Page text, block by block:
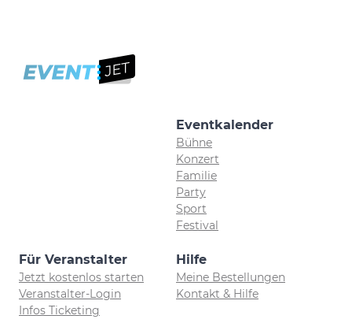
Eventkalender
Bühne
Konzert
Familie
Party
Sport
Festival
Für Veranstalter
Jetzt kostenlos starten
Veranstalter-Login
Infos Ticketing
Hilfe
Meine Bestellungen
Kontakt & Hilfe